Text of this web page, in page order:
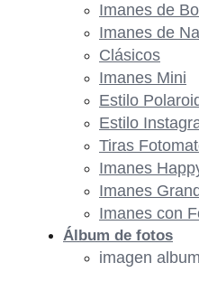
Imanes de
Imanes de
Clásicos
Imanes Mini
Estilo
Estilo
Tiras
Imanes
Imanes
Imanes con
Álbum de fotos
imagen album